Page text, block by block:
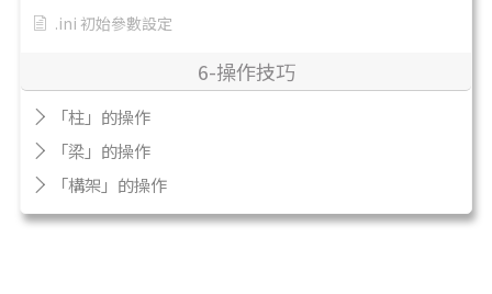
.ini 初始參數設定
6-操作技巧
「柱」的操作
「梁」的操作
「構架」的操作